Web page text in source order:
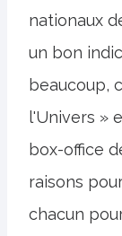
nationaux
un bon
beaucoup,
l'Univers »
box-office
raisons
chacun